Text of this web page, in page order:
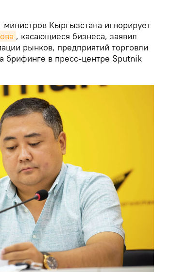
министров Кыргызстана игнорирует
, касающиеся бизнеса, заявил
рынков, предприятий торговли
брифинге в пресс-центре Sputnik